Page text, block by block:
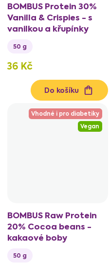
BOMBUS Protein 30%
Vanilla & Crispies - s
vanilkou a křupínky
50 g
36 Kč
Do košíku
Vhodné i pro diabetiky
Vegan
BOMBUS Raw Protein
20% Cocoa beans -
kakaové boby
50 g